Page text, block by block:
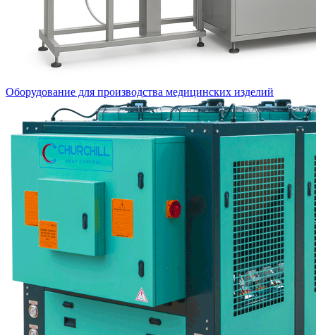
Оборудование для производства медицинских изделий